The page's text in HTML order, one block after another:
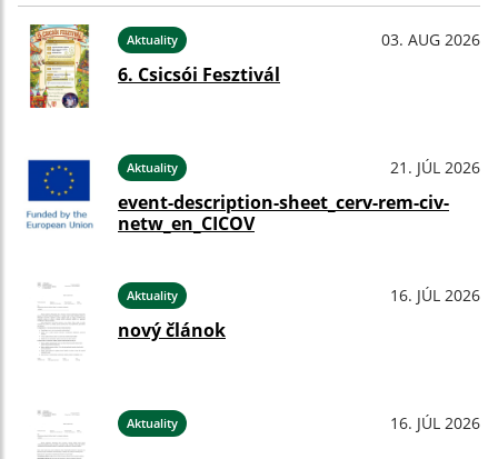
Aktuality 03. AUG 2026
6. Csicsói Fesztivál
Aktuality 21. JÚL 2026
event-description-sheet_cerv-rem-civ-
netw_en_CICOV
Aktuality 16. JÚL 2026
nový článok
Aktuality 16. JÚL 2026